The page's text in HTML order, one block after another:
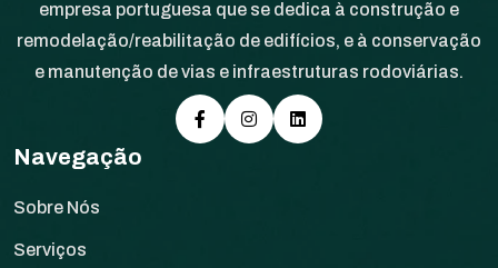
empresa portuguesa que se dedica à construção e
remodelação/reabilitação de edifícios, e à conservação
e manutenção de vias e infraestruturas rodoviárias.
Navegação
Sobre Nós
Serviços